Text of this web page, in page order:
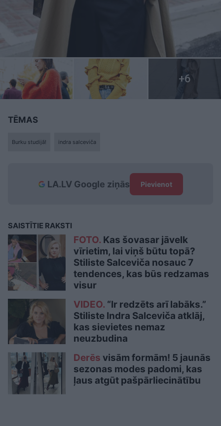
TĒMAS
Burku studijā! indra salceviča
LA.LV Google ziņās Pievienot
SAISTĪTIE RAKSTI
FOTO. Kas šovasar jāvelk
vīrietim, lai viņš būtu topā?
Stiliste Salceviča nosauc 7
tendences, kas būs redzamas
visur
VIDEO. “Ir redzēts arī labāks.”
Stiliste Indra Salceviča atklāj,
kas sievietes nemaz
neuzbudina
Derēs visām formām! 5 jaunās
sezonas modes padomi, kas
ļaus atgūt pašpārliecinātību